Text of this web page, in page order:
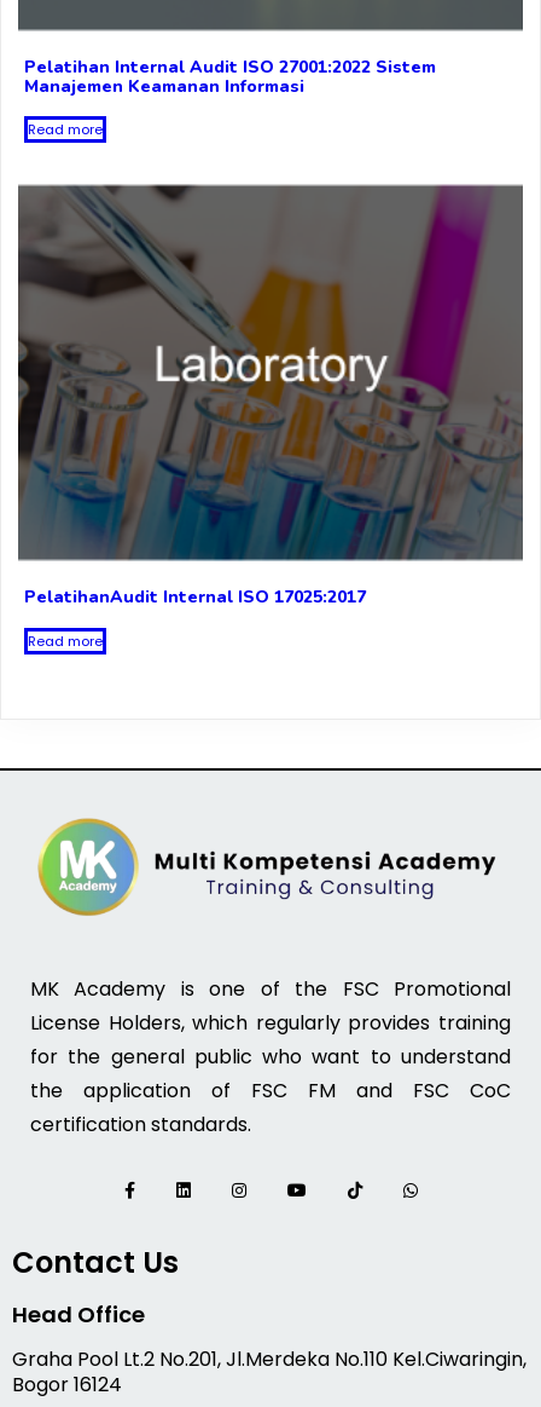
Pelatihan Internal Audit ISO 27001:2022 Sistem
Manajemen Keamanan Informasi
Read more
PelatihanAudit Internal ISO 17025:2017
Read more
MK Academy is one of the FSC Promotional
License Holders, which regularly provides training
for the general public who want to understand
the application of FSC FM and FSC CoC
certification standards.
Contact Us
Head Office
Graha Pool Lt.2 No.201, Jl.Merdeka No.110 Kel.Ciwaringin,
Bogor 16124